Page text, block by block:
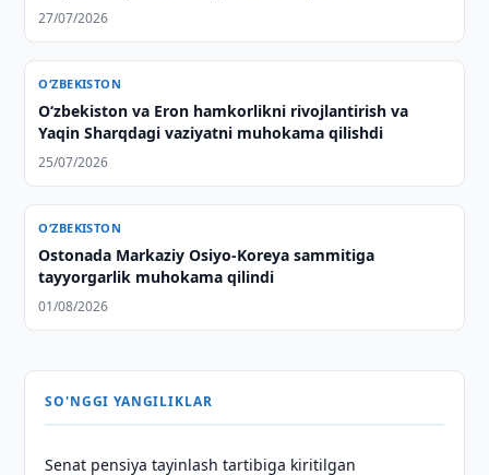
27/07/2026
O‘ZBEKISTON
Oʻzbekiston va Eron hamkorlikni rivojlantirish va
Yaqin Sharqdagi vaziyatni muhokama qilishdi
25/07/2026
O‘ZBEKISTON
Ostonada Markaziy Osiyo-Koreya sammitiga
tayyorgarlik muhokama qilindi
01/08/2026
SO'NGGI YANGILIKLAR
Senat pensiya tayinlash tartibiga kiritilgan